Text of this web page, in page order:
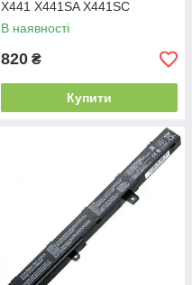
X441 X441SA X441SC
X441UA X441UV
В наявності
820 ₴
Купити